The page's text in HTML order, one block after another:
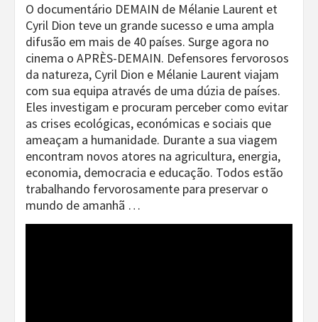
O documentário DEMAIN de Mélanie Laurent et
Cyril Dion teve un grande sucesso e uma ampla
difusão em mais de 40 países. Surge agora no
cinema o APRÈS-DEMAIN. Defensores fervorosos
da natureza, Cyril Dion e Mélanie Laurent viajam
com sua equipa através de uma dúzia de países.
Eles investigam e procuram perceber como evitar
as crises ecológicas, económicas e sociais que
ameaçam a humanidade. Durante a sua viagem
encontram novos atores na agricultura, energia,
economia, democracia e educação. Todos estão
trabalhando fervorosamente para preservar o
mundo de amanhã …